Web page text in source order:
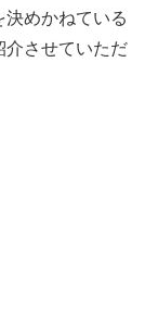
めかねている
介させていただ